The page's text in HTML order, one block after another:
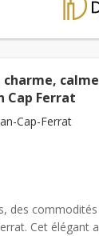
Cap Ferrat
Cap-Ferrat
des
Cet élégant